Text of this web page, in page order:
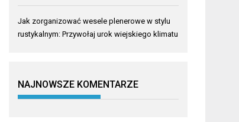
Jak zorganizować wesele plenerowe w stylu
rustykalnym: Przywołaj urok wiejskiego klimatu
NAJNOWSZE KOMENTARZE